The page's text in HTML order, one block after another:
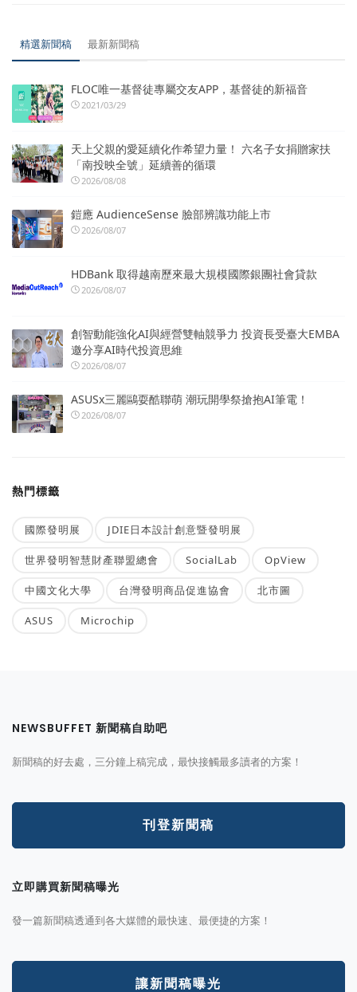
精選新聞稿 最新新聞稿
FLOC唯一基督徒專屬交友APP，基督徒的新福音
2021/03/29
天上父親的愛延續化作希望力量！ 六名子女捐贈家扶
「南投映全號」延續善的循環
2026/08/08
鎧應 AudienceSense 臉部辨識功能上市
2026/08/07
HDBank 取得越南歷來最大規模國際銀團社會貸款
2026/08/07
創智動能強化AI與經營雙軸競爭力 投資長受臺大EMBA
邀分享AI時代投資思維
2026/08/07
ASUSx三麗鷗耍酷聯萌 潮玩開學祭搶抱AI筆電！
2026/08/07
熱門標籤
國際發明展 JDIE日本設計創意暨發明展
世界發明智慧財產聯盟總會 SocialLab OpView
中國文化大學 台灣發明商品促進協會 北市圖
ASUS Microchip
NEWSBUFFET 新聞稿自助吧
新聞稿的好去處，三分鐘上稿完成，最快接觸最多讀者的方案！
刊登新聞稿
立即購買新聞稿曝光
發一篇新聞稿透通到各大媒體的最快速、最便捷的方案！
讓新聞稿曝光